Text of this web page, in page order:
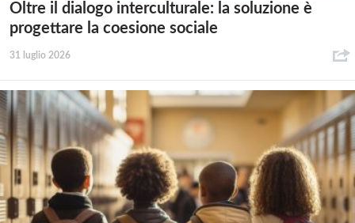
Oltre il dialogo interculturale: la soluzione è
progettare la coesione sociale
31 luglio 2026